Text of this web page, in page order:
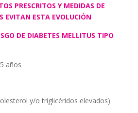
PRESCRITOS Y MEDIDAS DE
EVITAN ESTA EVOLUCIÓN
DE DIABETES MELLITUS TIPO
años
y/o triglicéridos elevados)